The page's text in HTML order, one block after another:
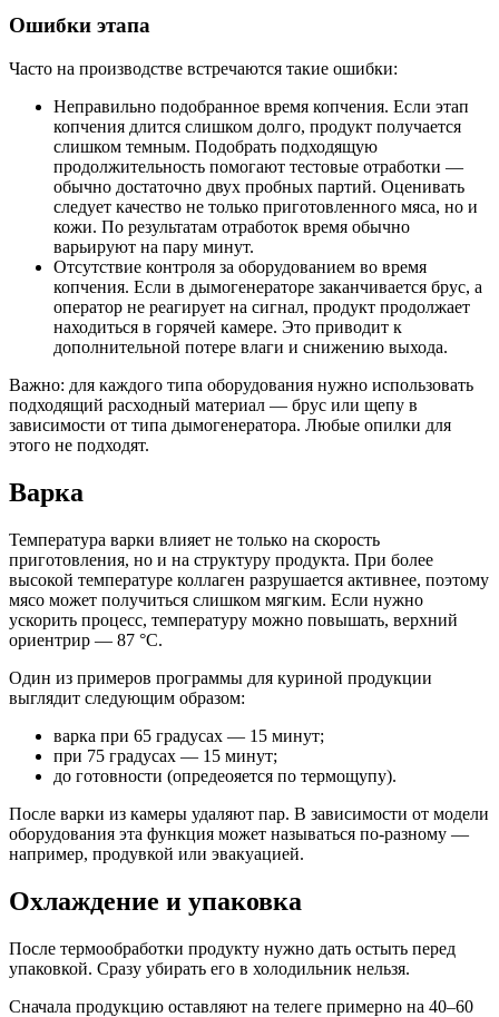
Ошибки этапа
Часто на производстве встречаются такие ошибки:
Неправильно подобранное время копчения. Если этап
копчения длится слишком долго, продукт получается
слишком темным. Подобрать подходящую
продолжительность помогают тестовые отработки —
обычно достаточно двух пробных партий. Оценивать
следует качество не только приготовленного мяса, но и
кожи. По результатам отработок время обычно
варьируют на пару минут.
Отсутствие контроля за оборудованием во время
копчения. Если в дымогенераторе заканчивается брус, а
оператор не реагирует на сигнал, продукт продолжает
находиться в горячей камере. Это приводит к
дополнительной потере влаги и снижению выхода.
Важно: для каждого типа оборудования нужно использовать
подходящий расходный материал — брус или щепу в
зависимости от типа дымогенератора. Любые опилки для
этого не подходят.
Варка
Температура варки влияет не только на скорость
приготовления, но и на структуру продукта. При более
высокой температуре коллаген разрушается активнее, поэтому
мясо может получиться слишком мягким. Если нужно
ускорить процесс, температуру можно повышать, верхний
ориентрир — 87 °C.
Один из примеров программы для куриной продукции
выглядит следующим образом:
варка при 65 градусах — 15 минут;
при 75 градусах — 15 минут;
до готовности (опредеояется по термощупу).
После варки из камеры удаляют пар. В зависимости от модели
оборудования эта функция может называться по-разному —
например, продувкой или эвакуацией.
Охлаждение и упаковка
После термообработки продукту нужно дать остыть перед
упаковкой. Сразу убирать его в холодильник нельзя.
Сначала продукцию оставляют на телеге примерно на 40–60